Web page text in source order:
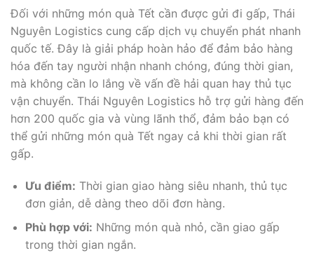
Đối với những món quà Tết cần được gửi đi gấp, Thái
Nguyên Logistics cung cấp dịch vụ chuyển phát nhanh
quốc tế. Đây là giải pháp hoàn hảo để đảm bảo hàng
hóa đến tay người nhận nhanh chóng, đúng thời gian,
mà không cần lo lắng về vấn đề hải quan hay thủ tục
vận chuyển. Thái Nguyên Logistics hỗ trợ gửi hàng đến
hơn 200 quốc gia và vùng lãnh thổ, đảm bảo bạn có
thể gửi những món quà Tết ngay cả khi thời gian rất
gấp.
Ưu điểm: Thời gian giao hàng siêu nhanh, thủ tục
đơn giản, dễ dàng theo dõi đơn hàng.
Phù hợp với: Những món quà nhỏ, cần giao gấp
trong thời gian ngắn.